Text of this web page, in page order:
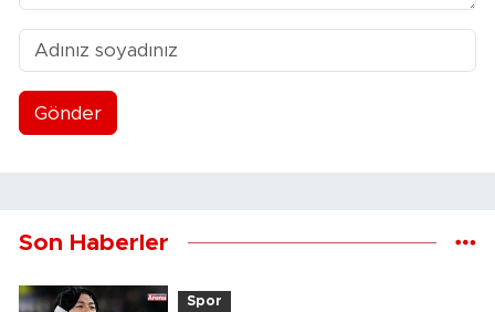
Gönder
Son Haberler
Spor